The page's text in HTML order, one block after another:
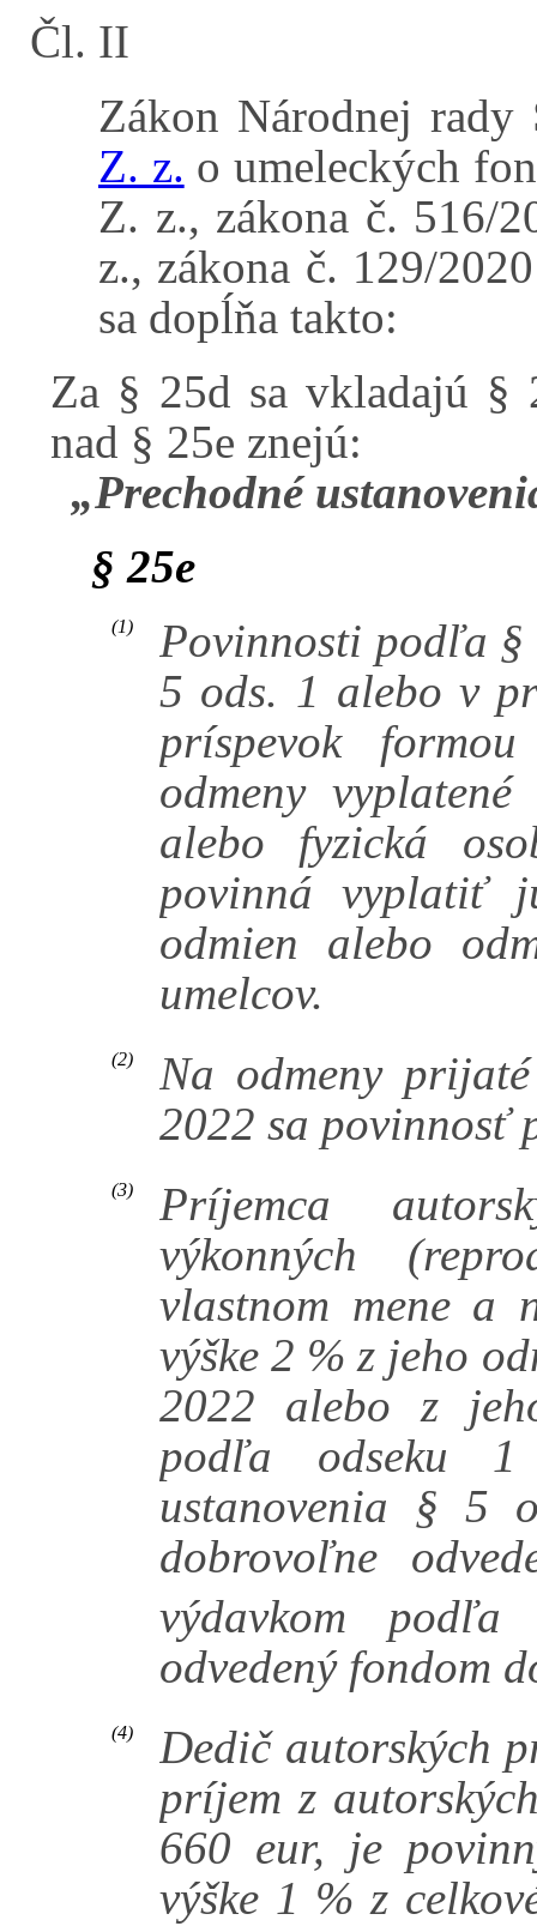
Čl. II
Zákon Národnej
Z. z. o umeleckých
Z. z., zákona č. 516/
z., zákona č. 129/
sa dopĺňa takto:
Za § 25d sa vkladajú §
nad § 25e znejú:
„Prechodné
§ 25e
(1)
Povinnosti podľa
5 ods. 1 alebo v
príspevok
odmeny
alebo fyzická
povinná vyplatiť
odmien alebo
umelcov.
(2)
Na odmeny
2022 sa povinnosť
(3)
Príjemca
výkonných
vlastnom mene a
výške 2 % z jeho
2022 alebo z
podľa odseku 1
ustanovenia § 5
dobrovoľne
výdavkom podľa
odvedený fondom
(4)
Dedič autorských
príjem z
660 eur, je
výške 1 % z